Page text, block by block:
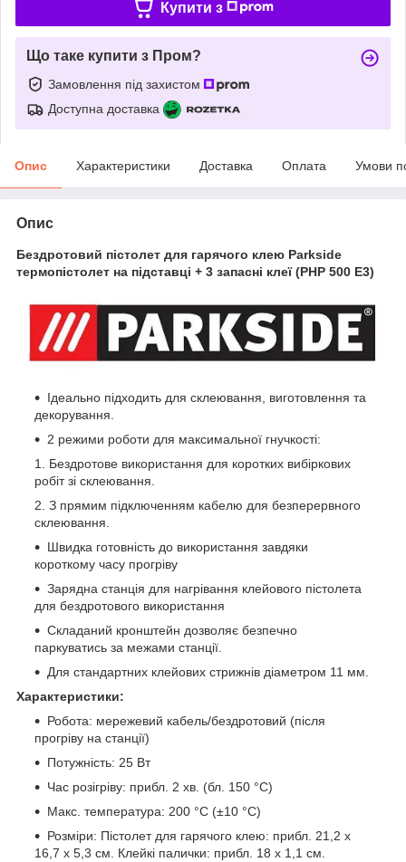
Купити з
Що таке купити з Пром?
Замовлення під захистом
Доступна доставка
Опис Характеристики Доставка Оплата Умови
Опис
Бездротовий пістолет для гарячого клею Parkside
термопістолет на підставці + 3 запасні клеї (PHP 500 E3)
Ідеально підходить для склеювання, виготовлення та
декорування.
2 режими роботи для максимальної гнучкості:
Бездротове використання для коротких вибіркових
робіт зі склеювання.
З прямим підключенням кабелю для безперервного
склеювання.
Швидка готовність до використання завдяки
короткому часу прогріву
Зарядна станція для нагрівання клейового пістолета
для бездротового використання
Складаний кронштейн дозволяє безпечно
паркуватись за межами станції.
Для стандартних клейових стрижнів діаметром 11 мм.
Характеристики:
Робота: мережевий кабель/бездротовий (після
прогріву на станції)
Потужність: 25 Вт
Час розігріву: прибл. 2 хв. (бл. 150 °C)
Макс. температура: 200 °С (±10 °С)
Розміри: Пістолет для гарячого клею: прибл. 21,2 х
16,7 х 5,3 см. Клейкі палички: прибл. 18 х 1,1 см.